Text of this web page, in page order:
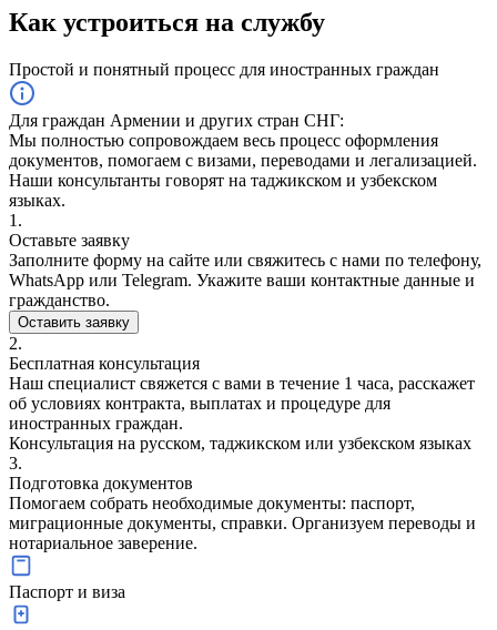
Как устроиться на службу
Простой и понятный процесс для иностранных граждан
Для граждан Армении и других стран СНГ:
Мы полностью сопровождаем весь процесс оформления
документов, помогаем с визами, переводами и легализацией.
Наши консультанты говорят на таджикском и узбекском
языках.
1.
Оставьте заявку
Заполните форму на сайте или свяжитесь с нами по телефону,
WhatsApp или Telegram. Укажите ваши контактные данные и
гражданство.
Оставить заявку
2.
Бесплатная консультация
Наш специалист свяжется с вами в течение 1 часа, расскажет
об условиях контракта, выплатах и процедуре для
иностранных граждан.
Консультация на русском, таджикском или узбекском языках
3.
Подготовка документов
Помогаем собрать необходимые документы: паспорт,
миграционные документы, справки. Организуем переводы и
нотариальное заверение.
Паспорт и виза